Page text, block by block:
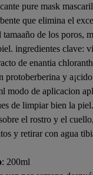
pure mask
que elimina el
tamaaño de los poros,
ingredientes clave:
de enantia
protoberberina y
modo de aplicacion
de limpiar bien la
el rostro y el
y retirar con agua
: 200ml